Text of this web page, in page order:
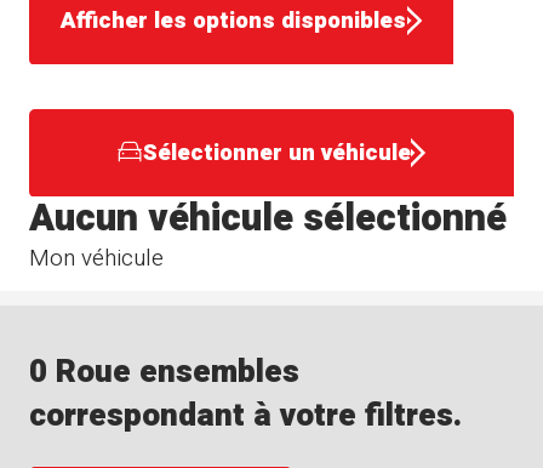
Afficher les options disponibles
Sélectionner un véhicule
Mon véhicule
Aucun véhicule sélectionné
0 Roue ensembles
correspondant à votre filtres.